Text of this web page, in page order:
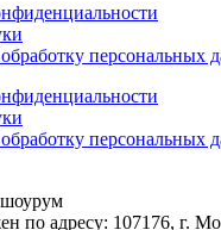
персональных
персональных
шоурум
по адресу: 107176, г.